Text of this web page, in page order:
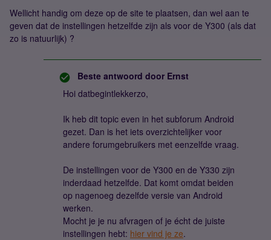
Wellicht handig om deze op de site te plaatsen, dan wel aan te
geven dat de instellingen hetzelfde zijn als voor de Y300 (als dat
zo is natuurlijk) ?
Beste antwoord door Ernst
Hoi datbegintlekkerzo,
Ik heb dit topic even in het subforum Android
gezet. Dan is het iets overzichtelijker voor
andere forumgebruikers met eenzelfde vraag.
De instellingen voor de Y300 en de Y330 zijn
inderdaad hetzelfde. Dat komt omdat beiden
op nagenoeg dezelfde versie van Android
werken.
Mocht je je nu afvragen of je écht de juiste
instellingen hebt: hier vind je ze.